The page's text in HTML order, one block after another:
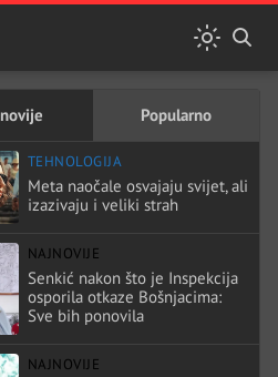
Popularno
TEHNOLOGIJA
Meta naočale osvajaju svijet, ali
izazivaju i veliki strah
NAJNOVIJE
Senkić nakon što je Inspekcija
osporila otkaze Bošnjacima:
Sve bih ponovila
NAJNOVIJE